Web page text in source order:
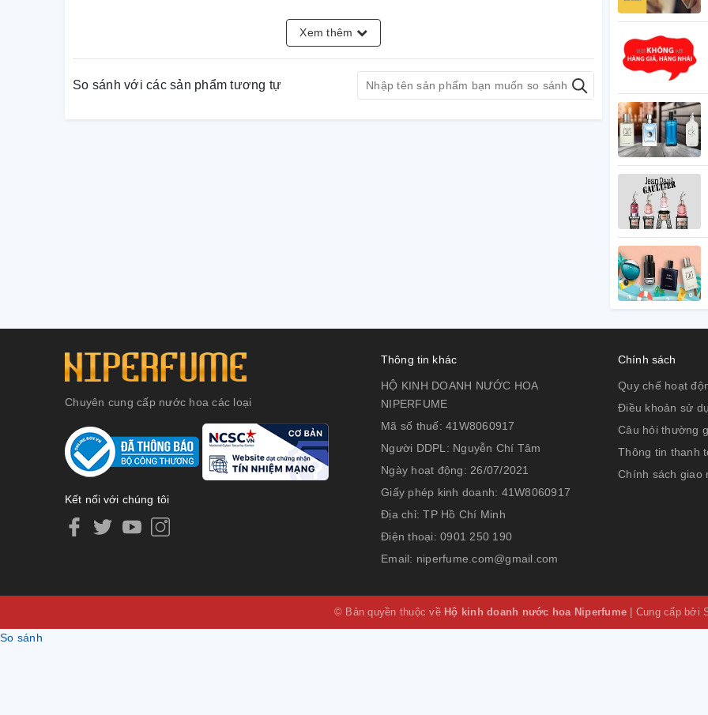
Xem thêm
So sánh với các sản phẩm tương tự
Chuyên cung cấp nước hoa các loại
Kết nối với chúng tôi
Thông tin khác
HỘ KINH DOANH NƯỚC HOA
NIPERFUME
Mã số thuế: 41W8060917
Người DDPL: Nguyễn Chí Tâm
Ngày hoạt động: 26/07/2021
Giấy phép kinh doanh: 41W8060917
Địa chỉ:TP Hồ Chí Minh
Điện thoại: 0901 250 190
Email: niperfume.com@gmail.com
Chính sách
Quy chế hoạt
Điều khoản sử
Câu hỏi thường
Thông tin thanh
Chính sách giao
© Bản quyền thuộc về Hộ kinh doanh nước hoa Niperfume Cung cấp bởi
So sánh